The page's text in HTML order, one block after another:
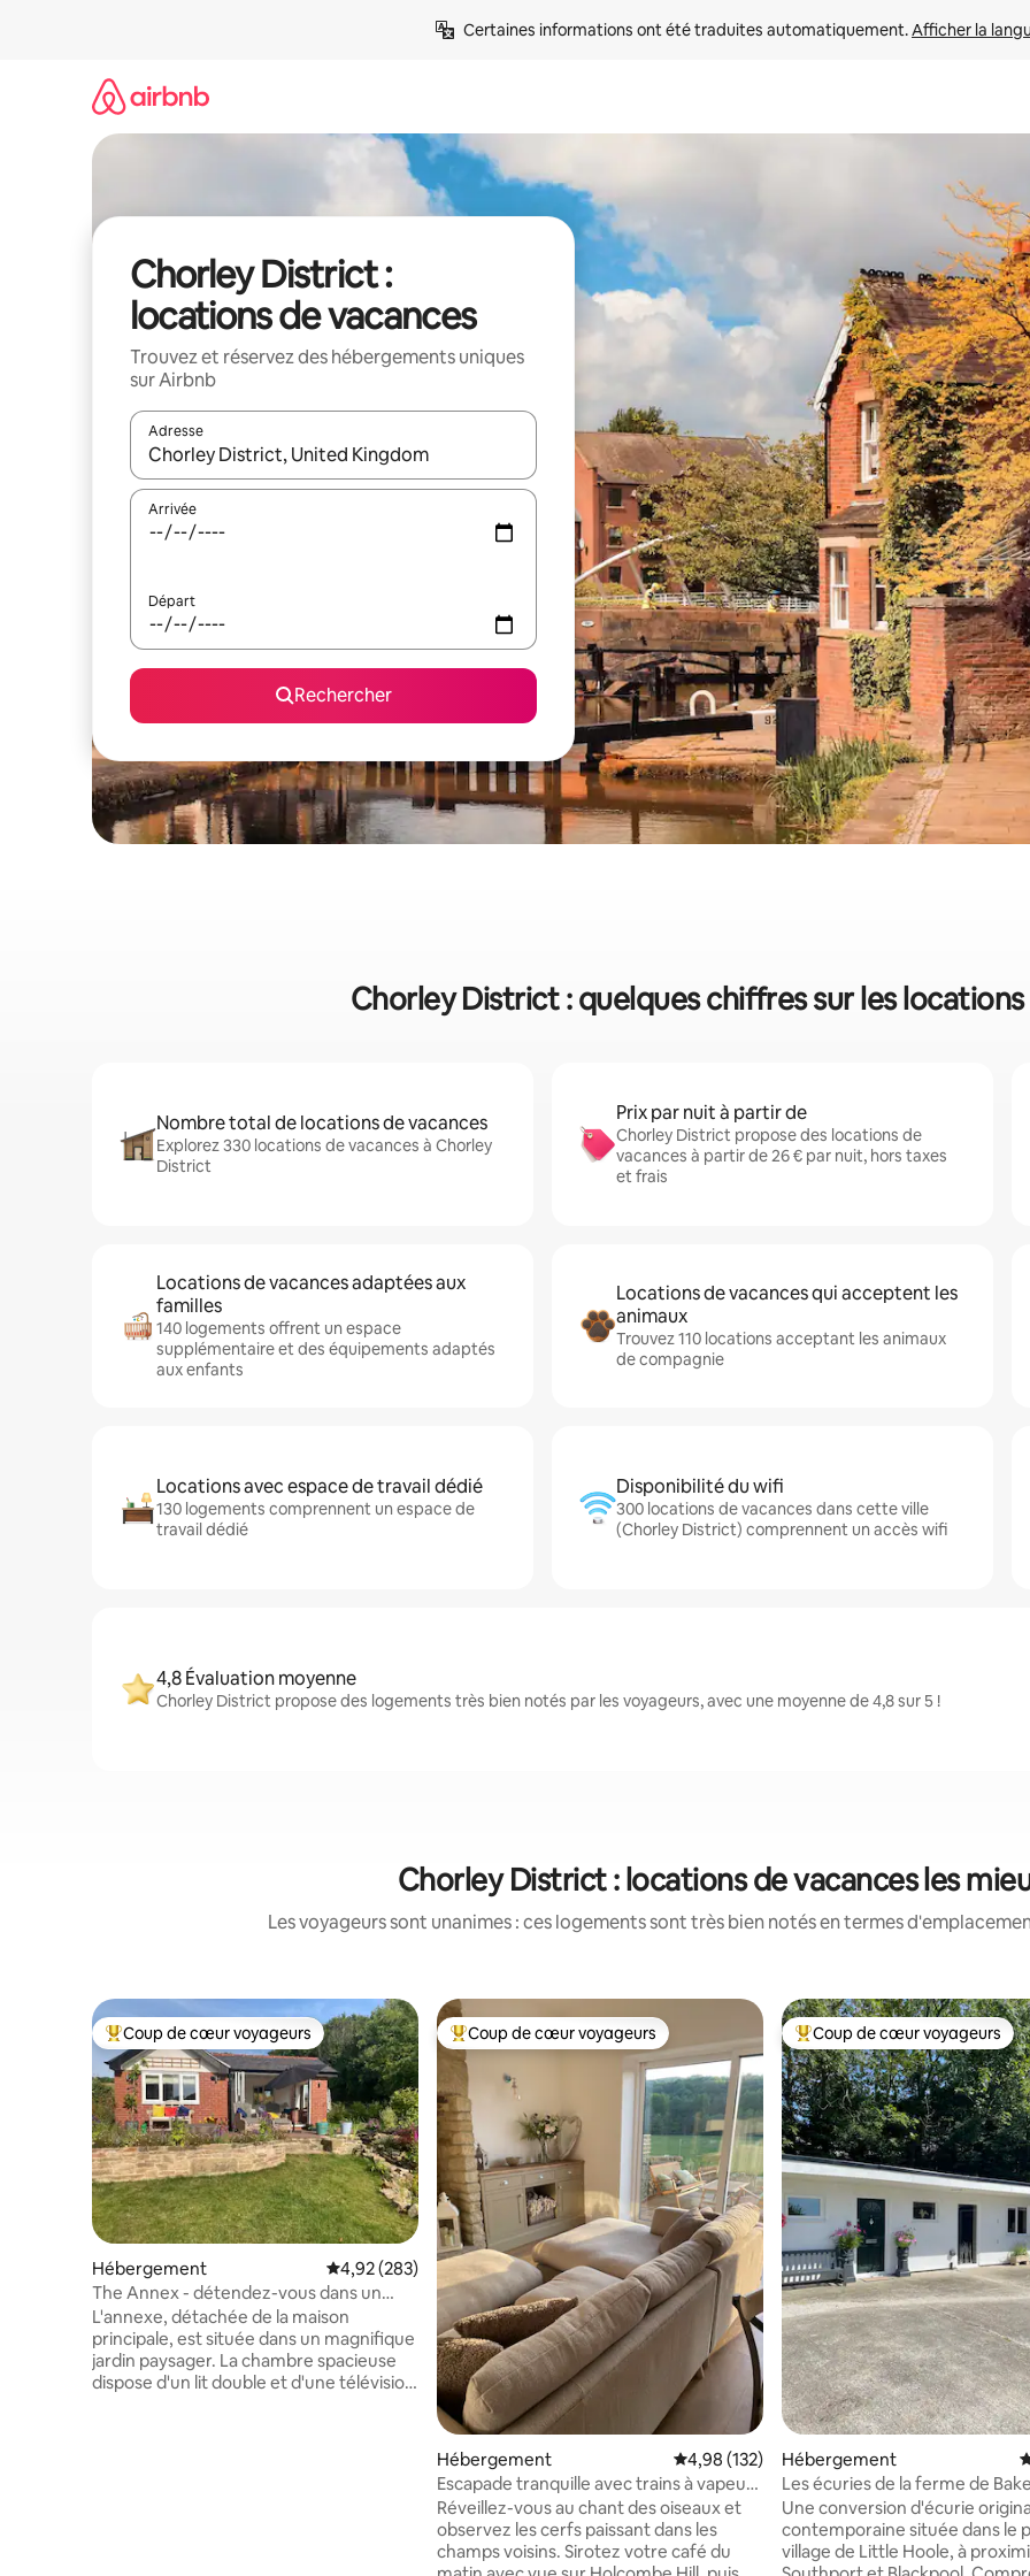
Certaines informations ont été traduites automatiquement. Afficher la
Chorley District :
locations de vacances
Trouvez et réservez des hébergements uniques
sur Airbnb
Adresse
Lorsque les résultats s'affichent, utilisez les flèches vers le haut et vers le bas pour les parcourir ou en appuyant et en
Arrivée
Départ
Rechercher
Chorley District : quelques chiffres sur les
Nombre total de locations de vacances
Explorez 330 locations de vacances à Chorley
District
Prix par nuit à partir de
Chorley District propose des locations de
vacances à partir de 26 € par nuit, hors taxes
et frais
Locations de vacances adaptées aux
familles
140 logements offrent un espace
supplémentaire et des équipements adaptés
aux enfants
Locations de vacances qui acceptent les
animaux
Trouvez 110 locations acceptant les animaux
de compagnie
Locations avec espace de travail dédié
130 logements comprennent un espace de
travail dédié
Disponibilité du wifi
300 locations de vacances dans cette ville
(Chorley District) comprennent un accès wifi
4,8 Évaluation moyenne
Chorley District propose des logements très bien notés par les voyageurs, avec une moyenne de 4,8 sur 5 !
Chorley District : locations de vacances les
Les voyageurs sont unanimes : ces logements sont très bien notés en termes
Coups de cœur voyageurs les plus appréciés
Coup de cœur voyageurs
Hébergement Évaluation moyenne sur la base de 283 commentaires : 4,92 sur 5
4,92 (283)
The Annex - détendez-vous dans un
cadre calme et charmant.
L'annexe, détachée de la maison
principale, est située dans un magnifique
jardin paysager. La chambre spacieuse
dispose d'un lit double et d'une télévision
Coups de cœur voyageurs les plus appréciés
Coup de cœur voyageurs
Hébergement Évaluation moyenne sur la base de 132
4,98 (132)
Escapade tranquille avec trains à vapeur
et cerfs
Réveillez-vous au chant des oiseaux et
observez les cerfs paissant dans les
champs voisins. Sirotez votre café du
Coups de cœur voyageurs les
Coup de cœur voyageurs
Hébergement
Les écuries de la ferme de
Une conversion d'écurie
contemporaine située dans le
village de Little Hoole, à